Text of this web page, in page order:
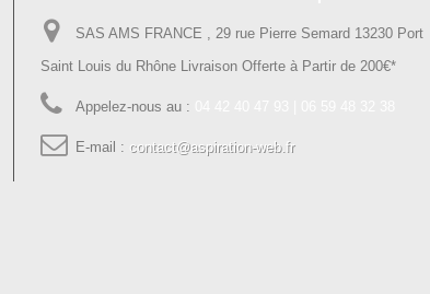
SAS AMS FRANCE , 29 rue Pierre Semard 13230 Port
Saint Louis du Rhône Livraison Offerte à Partir de 200€*
Appelez-nous au :
E-mail : contact@aspiration-web.fr